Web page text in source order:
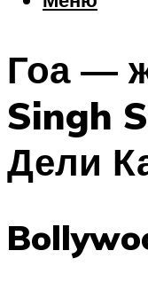
Шоппинг
Что
Меню
Гоа —
Singh
Дели